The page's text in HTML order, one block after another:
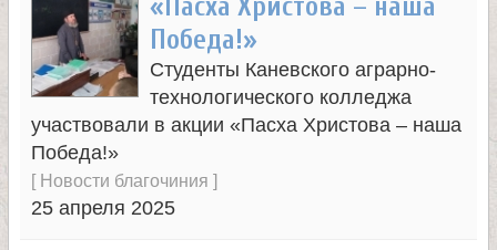
н
и
к
«Пасха Христова – наша
Победа!»
Студенты Каневского аграрно-
технологического колледжа
участвовали в акции «Пасха Христова – наша
Победа!»
[ Новости благочиния ]
25 апреля 2025